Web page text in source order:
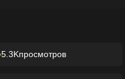
5.3Kпросмотров